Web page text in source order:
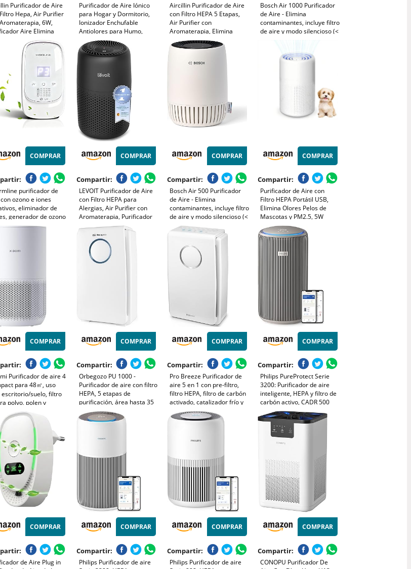
Purificador de Aire
Hepa, Air Purifier
6W,
Aire Elimina
de Alergia Polen
y Caspa de Mascota,
23dB, Temporizador,
nocturna
Purificador de Aire Iónico
para Hogar y Dormitorio,
Ionizador Enchufable
Antiolores para Humo,
Mascotas y Zapatos, Mini
Purificador para Oficina y
Cocina, 2 Unidades
Aircillin Purificador de Aire
con Filtro HEPA 5 Etapas,
Air Purifier con
Aromaterapia, Elimina
99.97% Polen, Caspa, Humo
y Olores, Silencio 25dB
Temporizador, Luz, Bajo
Bosch Air 1000 Purificador
de Aire - Elimina
contaminantes, incluye filtro
de aire y modo silencioso (<
automático - CADR: 100
COMPRAR
purificador de
ozono e iones
eliminador de
generador de ozono
hogar para baño,
para aroma
COMPRAR
Compartir:
LEVOIT Purificador de Aire
con Filtro HEPA para
Alergias, Air Purifier con
Aromaterapia, Purificador
Aire Silencioso, Bajo
Consumo de Energía de 7W,
Negro, Core Mini
COMPRAR
Compartir:
Bosch Air 500 Purificador
de Aire - Elimina
contaminantes, incluye filtro
de aire y modo silencioso (<
25 dB(A)) - para
habitaciones de hasta 23 m²
- con puerto de carga USB-
C - CADR: 100 m³/h
COMPRAR
Compartir:
Purificador de Aire con
Filtro HEPA Portátil USB,
Elimina Olores Pelos de
Mascotas y PM2.5, 5W
Silencioso, para Hogar Auto
Oficina 20m²
COMPRAR
Purificador de aire 4
para 48㎡, uso
escritorio/suelo, filtro
polvo, polen y
control app y
modo sueño silencioso,
blanco
COMPRAR
Compartir:
Orbegozo PU 1000 -
Purificador de aire con filtro
HEPA, 5 etapas de
purificación, área hasta 35
m2, temporizador, panel
táctil, contra alérgenos y
COMPRAR
Compartir:
Pro Breeze Purificador de
aire 5 en 1 con pre-filtro,
filtro HEPA, filtro de carbón
activado, catalizador frío y
generador de iones
negativos. Contra las
COMPRAR
Compartir:
Philips PureProtect Serie
3200: Purificador de aire
inteligente, HEPA y filtro de
carbón activo, CADR 500
m³/h para 130 m²,
ultrasilencioso, captura el
99,97% de alérgenos, App
conectada (AC3210/12)
COMPRAR
de Aire Plug in
COMPRAR
Compartir:
Philips Purificador de aire
COMPRAR
Compartir:
Philips Purificador de aire
COMPRAR
Compartir:
CONOPU Purificador De